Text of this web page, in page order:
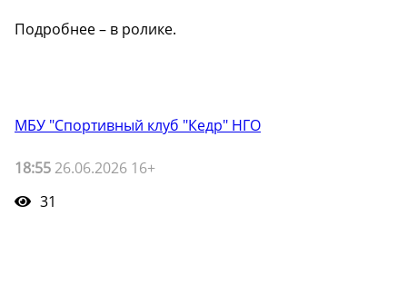
Подробнее – в ролике.
МБУ "Спортивный клуб "Кедр" НГО
18:55 26.06.2026 16+
31